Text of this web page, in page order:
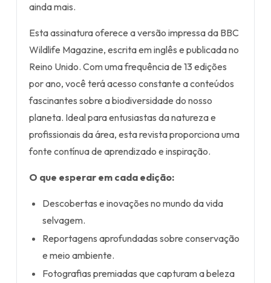
ainda mais.
Esta assinatura oferece a versão impressa da BBC
Wildlife Magazine, escrita em inglês e publicada no
Reino Unido. Com uma frequência de 13 edições
por ano, você terá acesso constante a conteúdos
fascinantes sobre a biodiversidade do nosso
planeta. Ideal para entusiastas da natureza e
profissionais da área, esta revista proporciona uma
fonte contínua de aprendizado e inspiração.
O que esperar em cada edição:
Descobertas e inovações no mundo da vida
selvagem.
Reportagens aprofundadas sobre conservação
e meio ambiente.
Fotografias premiadas que capturam a beleza